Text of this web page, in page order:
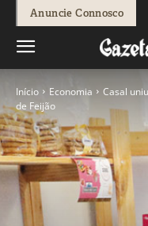
Anuncie Connosco
Início Economia
Casal
de Feijão